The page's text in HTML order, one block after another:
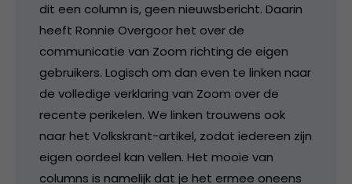
dit een column is, geen nieuwsbericht. Daarin
heeft Ronnie Overgoor het over de
communicatie van Zoom richting de eigen
gebruikers. Logisch om dan even te linken naar
de volledige verklaring van Zoom over de
recente perikelen. We linken trouwens ook
naar het Volkskrant-artikel, zodat iedereen zijn
eigen oordeel kan vellen. Het mooie van
columns is namelijk dat je het ermee oneens